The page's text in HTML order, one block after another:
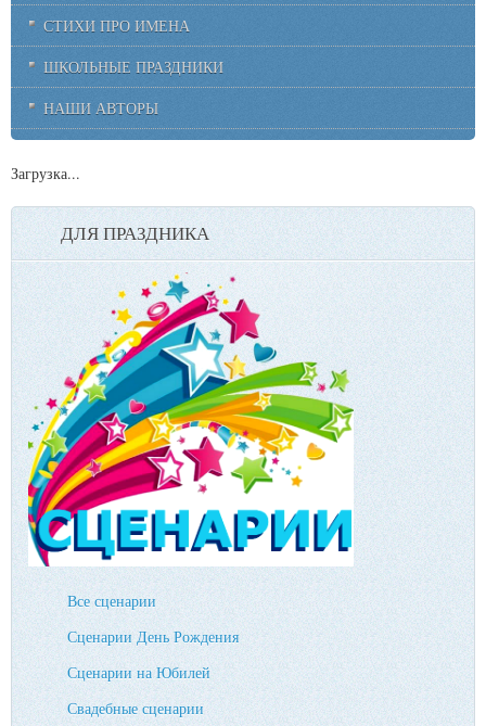
СТИХИ ПРО ИМЕНА
ШКОЛЬНЫЕ ПРАЗДНИКИ
НАШИ АВТОРЫ
Загрузка...
ДЛЯ ПРАЗДНИКА
Все сценарии
Сценарии День Рождения
Сценарии на Юбилей
Свадебные сценарии